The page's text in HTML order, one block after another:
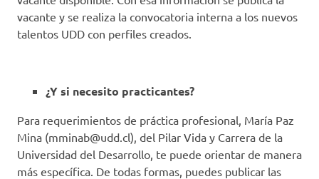
vacante y se realiza la convocatoria interna a los nuevos
talentos UDD con perfiles creados.
¿Y si necesito practicantes?
Para requerimientos de práctica profesional, María Paz
Mina (mminab@udd.cl), del Pilar Vida y Carrera de la
Universidad del Desarrollo, te puede orientar de manera
más específica. De todas formas, puedes publicar las